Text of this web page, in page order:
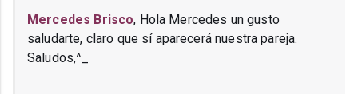
Mercedes Brisco, Hola Mercedes un gusto
saludarte, claro que sí aparecerá nuestra pareja.
Saludos,^_